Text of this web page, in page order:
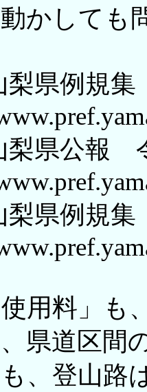
かしても
県例規集
県公報
県例規集
用料」も
県道区間
、登山路